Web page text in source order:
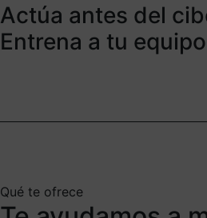
Actúa antes del
Entrena a tu
Qué te ofrece